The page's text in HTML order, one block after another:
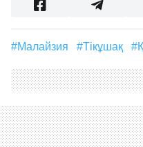
#Малайзия #Тікұшақ